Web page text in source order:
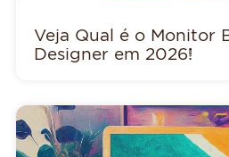
Veja Qual é o Monitor
Designer em 2026!